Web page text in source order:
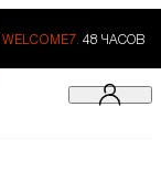
WELCOME7. 48 ЧАСОВ